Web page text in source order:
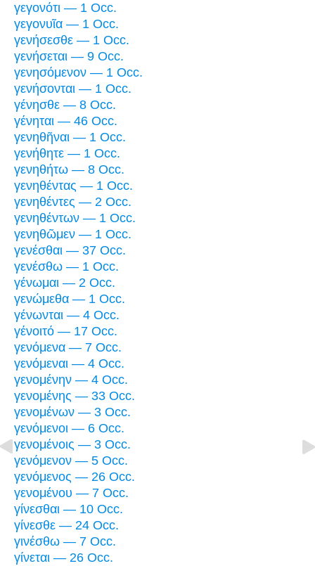
γεγονότι — 1 Occ.
γεγονυῖα — 1 Occ.
γενήσεσθε — 1 Occ.
γενήσεται — 9 Occ.
γενησόμενον — 1 Occ.
γενήσονται — 1 Occ.
γένησθε — 8 Occ.
γένηται — 46 Occ.
γενηθῆναι — 1 Occ.
γενήθητε — 1 Occ.
γενηθήτω — 8 Occ.
γενηθέντας — 1 Occ.
γενηθέντες — 2 Occ.
γενηθέντων — 1 Occ.
γενηθῶμεν — 1 Occ.
γενέσθαι — 37 Occ.
γενέσθω — 1 Occ.
γένωμαι — 2 Occ.
γενώμεθα — 1 Occ.
γένωνται — 4 Occ.
γένοιτό — 17 Occ.
γενόμενα — 7 Occ.
γενόμεναι — 4 Occ.
γενομένην — 4 Occ.
γενομένης — 33 Occ.
γενομένων — 3 Occ.
γενόμενοι — 6 Occ.
γενομένοις — 3 Occ.
γενόμενον — 5 Occ.
γενόμενος — 26 Occ.
γενομένου — 7 Occ.
γίνεσθαι — 10 Occ.
γίνεσθε — 24 Occ.
γινέσθω — 7 Occ.
γίνεται — 26 Occ.